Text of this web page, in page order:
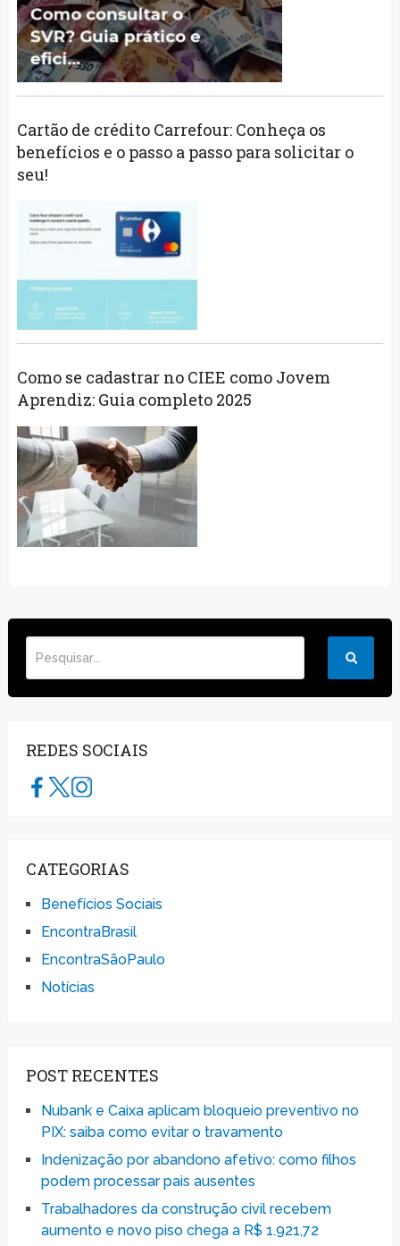
Cartão de crédito Carrefour: Conheça os
benefícios e o passo a passo para solicitar o
seu!
Como se cadastrar no CIEE como Jovem
Aprendiz: Guia completo 2025
REDES SOCIAIS
CATEGORIAS
Benefícios Sociais
EncontraBrasil
EncontraSãoPaulo
Notícias
POST RECENTES
Nubank e Caixa aplicam bloqueio preventivo no
PIX: saiba como evitar o travamento
Indenização por abandono afetivo: como filhos
podem processar pais ausentes
Trabalhadores da construção civil recebem
aumento e novo piso chega a R$ 1.921,72